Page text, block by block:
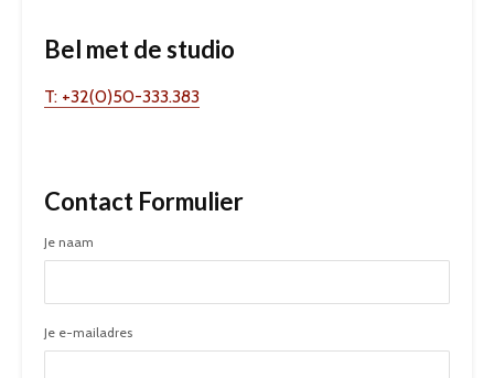
Bel met de studio
T: +32(0)50-333.383
Contact Formulier
Je naam
Je e-mailadres